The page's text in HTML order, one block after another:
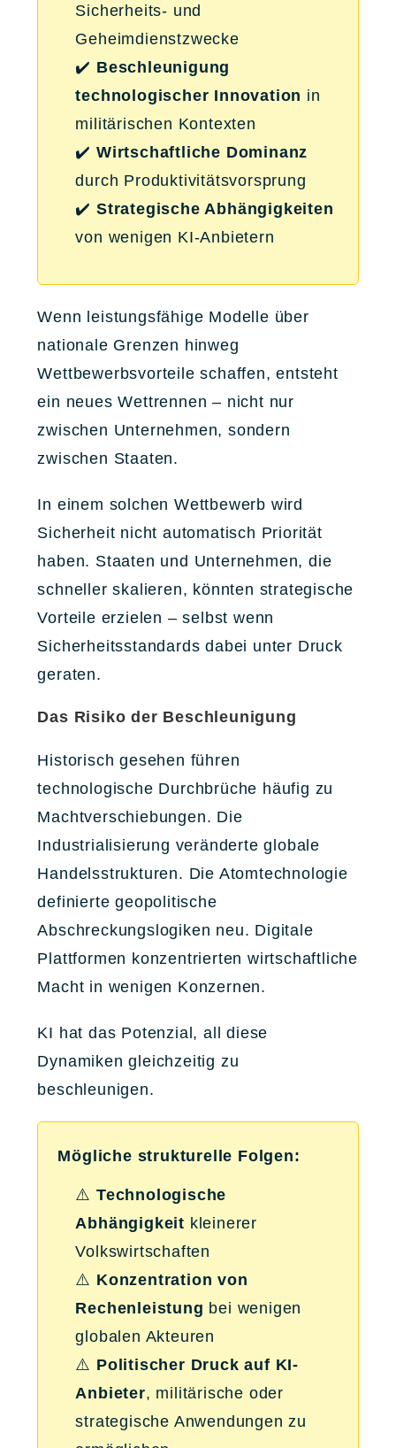
Sicherheits- und
Geheimdienstzwecke
✔️ Beschleunigung
technologischer Innovation in
militärischen Kontexten
✔️ Wirtschaftliche Dominanz
durch Produktivitätsvorsprung
✔️ Strategische Abhängigkeiten
von wenigen KI-Anbietern
Wenn leistungsfähige Modelle über
nationale Grenzen hinweg
Wettbewerbsvorteile schaffen, entsteht
ein neues Wettrennen – nicht nur
zwischen Unternehmen, sondern
zwischen Staaten.
In einem solchen Wettbewerb wird
Sicherheit nicht automatisch Priorität
haben. Staaten und Unternehmen, die
schneller skalieren, könnten strategische
Vorteile erzielen – selbst wenn
Sicherheitsstandards dabei unter Druck
geraten.
Das Risiko der Beschleunigung
Historisch gesehen führen
technologische Durchbrüche häufig zu
Machtverschiebungen. Die
Industrialisierung veränderte globale
Handelsstrukturen. Die Atomtechnologie
definierte geopolitische
Abschreckungslogiken neu. Digitale
Plattformen konzentrierten wirtschaftliche
Macht in wenigen Konzernen.
KI hat das Potenzial, all diese
Dynamiken gleichzeitig zu
beschleunigen.
Mögliche strukturelle Folgen:
⚠️ Technologische
Abhängigkeit kleinerer
Volkswirtschaften
⚠️ Konzentration von
Rechenleistung bei wenigen
globalen Akteuren
⚠️ Politischer Druck auf KI-
Anbieter, militärische oder
strategische Anwendungen zu